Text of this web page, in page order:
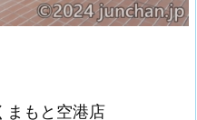
まもと空港店